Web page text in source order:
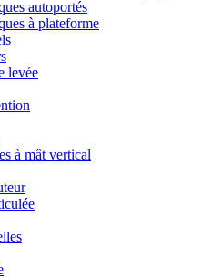
autoportés
à plateforme
levée
à mât vertical